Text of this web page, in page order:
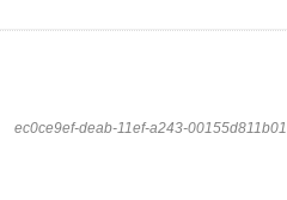
ec0ce9ef-deab-11ef-a243-00155d811b01